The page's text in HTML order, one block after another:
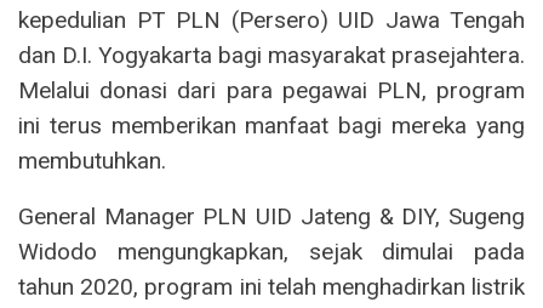
kepedulian PT PLN (Persero) UID Jawa Tengah
dan D.I. Yogyakarta bagi masyarakat prasejahtera.
Melalui donasi dari para pegawai PLN, program
ini terus memberikan manfaat bagi mereka yang
membutuhkan.
General Manager PLN UID Jateng & DIY, Sugeng
Widodo mengungkapkan, sejak dimulai pada
tahun 2020, program ini telah menghadirkan listrik